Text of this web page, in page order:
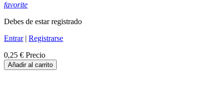
favorite
Debes de estar registrado
Entrar| Registrarse
0,25 € Precio
Añadir al carrito